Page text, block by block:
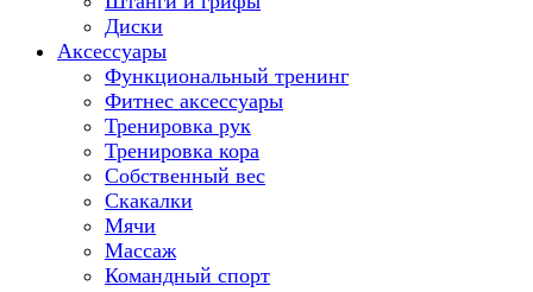
Диски
Аксессуары
Функциональный тренинг
Фитнес аксессуары
Тренировка рук
Тренировка кора
Собственный вес
Скакалки
Мячи
Массаж
Командный спорт